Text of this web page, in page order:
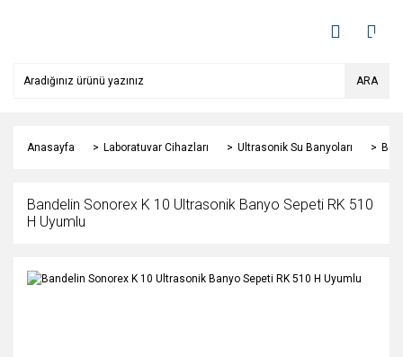
ARA
Anasayfa Laboratuvar Cihazları Ultrasonik Su Banyoları
Bandelin Sonorex K 10 Ultrasonik Banyo Sepeti RK 510
H Uyumlu